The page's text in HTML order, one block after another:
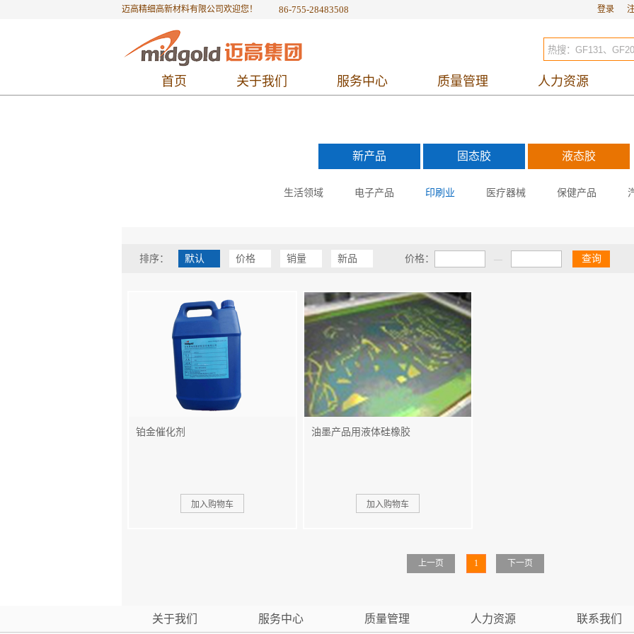
迈高精细高新材料有限公司欢迎您！ 86-755-28483508 登录
首页 关于我们 服务中心 质量管理 人力资源
新产品 固态胶 液态胶
生活领域 电子产品 印刷业 医疗器械 保健产品
排序： 默认 价格 销量 新品 价格： — 查询
铂金催化剂 油墨产品用液体硅橡胶
上一页 1 下一页
关于我们 服务中心 质量管理 人力资源 联系我们